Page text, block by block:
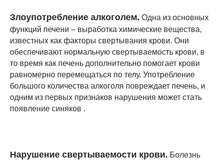
Злоупотребление алкоголем. Одна из основных
функций печени – выработка химические вещества,
известных как факторы свертывания крови. Они
обеспечивают нормальную свертываемость крови, в
то время как печень дополнительно помогает крови
равномерно перемещаться по телу. Употребление
большого количества алкоголя повреждает печень, и
одним из первых признаков нарушения может стать
появление синяков .
Нарушение свертываемости крови. Болезнь